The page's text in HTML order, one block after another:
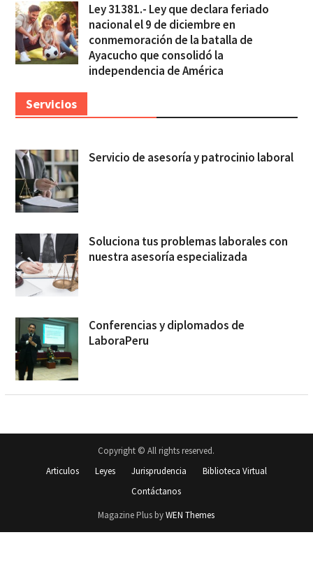
Ley 31381.- Ley que declara feriado
nacional el 9 de diciembre en
conmemoración de la batalla de
Ayacucho que consolidó la
independencia de América
Servicios
Servicio de asesoría y patrocinio laboral
Soluciona tus problemas laborales con
nuestra asesoría especializada
Conferencias y diplomados de
LaboraPeru
Copyright © All rights reserved.
Articulos
Leyes Jurisprudencia
Biblioteca Virtual
Contáctanos
Magazine Plus byWEN Themes